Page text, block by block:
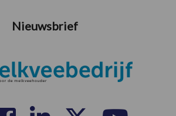
Nieuwsbrief